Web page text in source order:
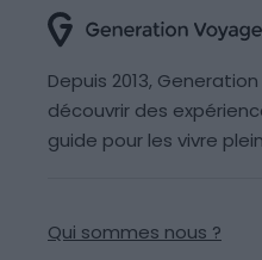
Depuis 2013,
découvrir des
guide pour les vivre
Qui sommes nous ?